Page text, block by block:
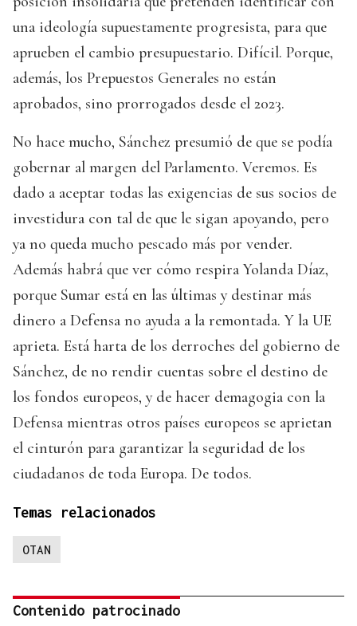
una ideología supuestamente progresista, para que
aprueben el cambio presupuestario. Difícil. Porque,
además, los Prepuestos Generales no están
aprobados, sino prorrogados desde el 2023.
No hace mucho, Sánchez presumió de que se podía
gobernar al margen del Parlamento. Veremos. Es
dado a aceptar todas las exigencias de sus socios de
investidura con tal de que le sigan apoyando, pero
ya no queda mucho pescado más por vender.
Además habrá que ver cómo respira Yolanda Díaz,
porque Sumar está en las últimas y destinar más
dinero a Defensa no ayuda a la remontada. Y la UE
aprieta. Está harta de los derroches del gobierno de
Sánchez, de no rendir cuentas sobre el destino de
los fondos europeos, y de hacer demagogia con la
Defensa mientras otros países europeos se aprietan
el cinturón para garantizar la seguridad de los
ciudadanos de toda Europa. De todos.
Temas relacionados
OTAN
Contenido patrocinado